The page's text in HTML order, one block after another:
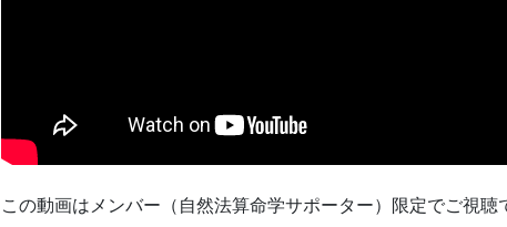
この動画はメンバー（自然法算命学サポーター）限定でご視聴